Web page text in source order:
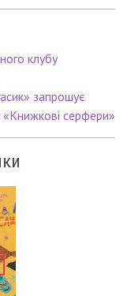
клубу
запрошує
серфери»